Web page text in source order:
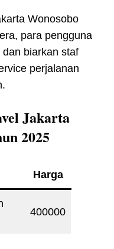
Wonosobo
para pengguna
biarkan staf
perjalanan
Jakarta
2025
Harga
400000